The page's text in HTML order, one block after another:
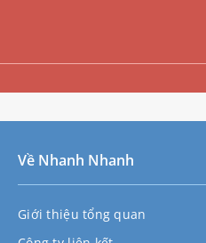
Về Nhanh Nhanh
Giới thiệu tổng quan